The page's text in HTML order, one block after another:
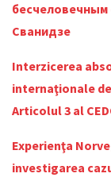
бесчеловечным
Сванидзе
Interzicerea
internaţionale
Articolul 3 al
Experienţa
investigarea